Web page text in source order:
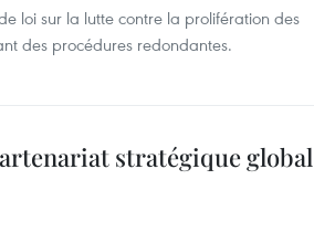
loi sur la lutte contre la prolifération des
des procédures redondantes.
stratégique global